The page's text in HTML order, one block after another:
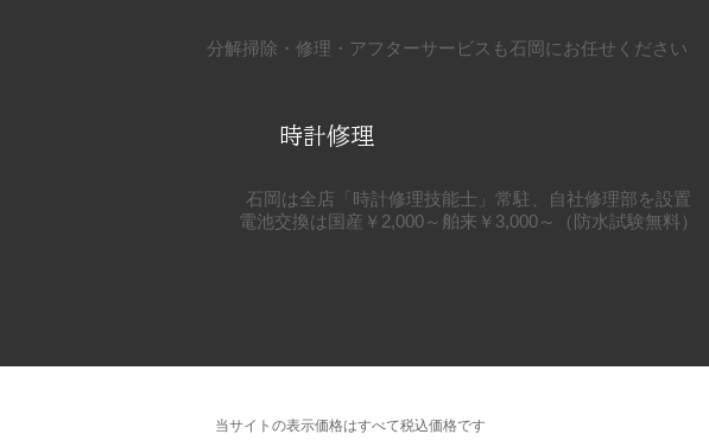
石岡は全店「時計修理技能士」常駐、自社修理部を設置
電池交換は国産￥2,000～舶来￥3,000～（防水試験無料）
時計修理
分解掃除・修理・アフターサービスも石岡にお任せください
​当サイトの表示価格はすべて税込価格です